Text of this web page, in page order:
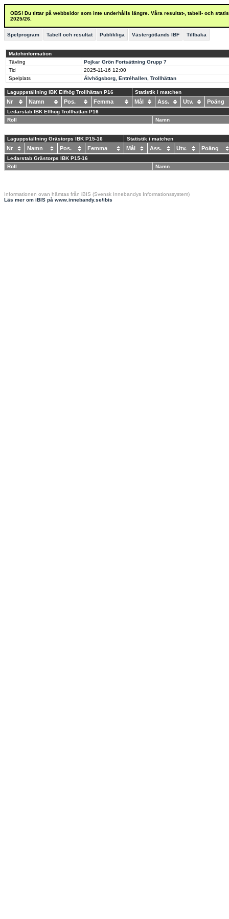
OBS! Du tittar på webbsidor som inte underhålls längre. Våra resultat-, tabell- och
2025/26.
Spelprogram Tabell och resultat Publikliga Västergötlands IBF Tillbaka
Matchinformation
Tävling
Pojkar Grön Fortsättning Grupp 7
Tid
2025-11-16 12:00
Spelplats
Älvhögsborg, Entréhallen, Trollhättan
Laguppställning IBK Elfhög Trollhättan P16 Statistik i matchen
Nr Namn Pos. Femma Mål Ass. Utv.
Ledarstab IBK Elfhög Trollhättan P16
Roll
Namn
Laguppställning Grästorps IBK P15-16 Statistik i matchen
Nr Namn Pos. Femma Mål Ass. Utv. Poäng
Ledarstab Grästorps IBK P15-16
Roll
Namn
Informationen ovan hämtas från iBIS (Svensk Innebandys Informationssystem)
Läs mer om iBIS på www.innebandy.se/ibis